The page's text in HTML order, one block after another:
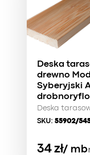
Deska
drewno
Syberyjski
Deska
SKU: 55902/
34zł/ mb